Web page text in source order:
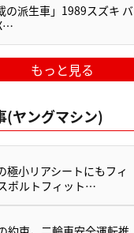
の派生車」1989スズキ バ
もっと見る
(ヤングマシン)
極小リアシートにもフィ
ポルトフィット…